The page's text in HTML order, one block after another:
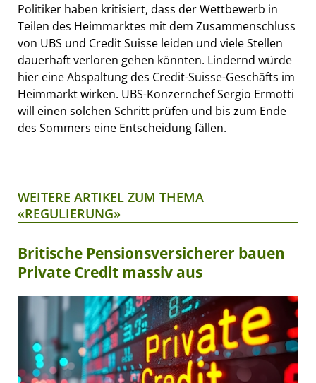
Politiker haben kritisiert, dass der Wettbewerb in
Teilen des Heimmarktes mit dem Zusammenschluss
von UBS und Credit Suisse leiden und viele Stellen
dauerhaft verloren gehen könnten. Lindernd würde
hier eine Abspaltung des Credit-Suisse-Geschäfts im
Heimmarkt wirken. UBS-Konzernchef Sergio Ermotti
will einen solchen Schritt prüfen und bis zum Ende
des Sommers eine Entscheidung fällen.
WEITERE ARTIKEL ZUM THEMA
«REGULIERUNG»
Britische Pensionsversicherer bauen
Private Credit massiv aus